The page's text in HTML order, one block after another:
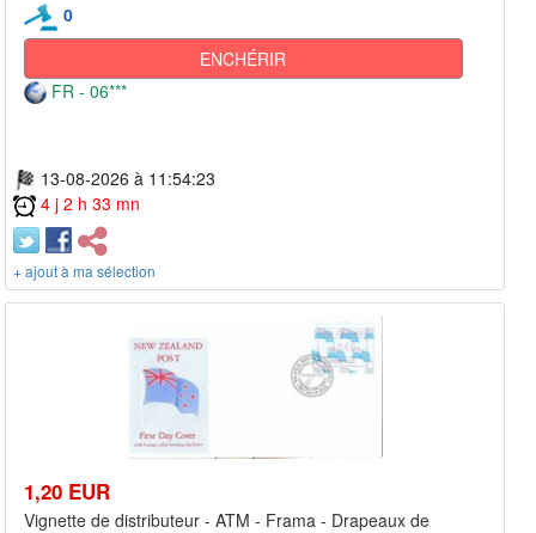
0
ENCHÉRIR
FR - 06***
13-08-2026 à 11:54:23
4 j 2 h 33 mn
+ ajout à ma sélection
1,20 EUR
Vignette de distributeur - ATM - Frama - Drapeaux de